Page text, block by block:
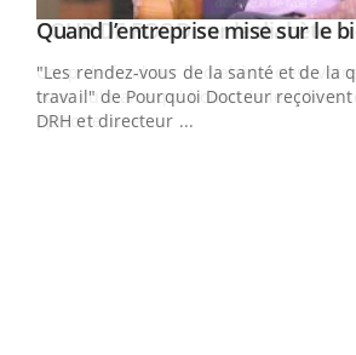
Youtube
Quand l’entreprise mise sur le
"Les rendez-vous de la santé et de la
travail" de Pourquoi Docteur reçoivent
DRH et directeur ...